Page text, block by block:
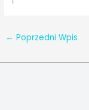
← Poprzedni Wpis